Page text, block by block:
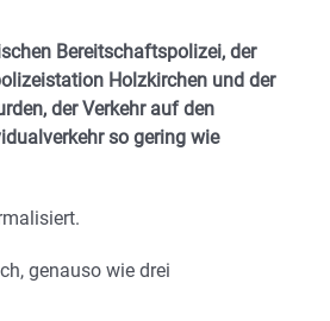
Bereitschaftspolizei, der
Holzkirchen und der
der Verkehr auf den
so gering wie
genauso wie drei